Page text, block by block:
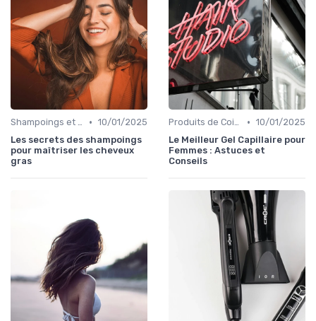
Shampoings et Après-Shampoings • 10/01/2025
Les secrets des shampoings
pour maîtriser les cheveux
gras
Produits de Coiffage • 10/01/2025
Le Meilleur Gel Capillaire pour
Femmes : Astuces et
Conseils